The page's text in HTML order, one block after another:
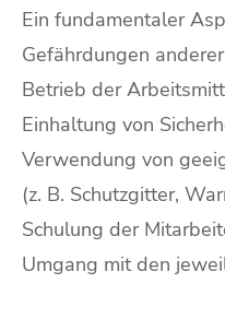
Ein fundamentaler
Gefährdungen
Betrieb der
Einhaltung von
Verwendung von
(z. B. Schutzgitter,
Schulung der
Umgang mit den